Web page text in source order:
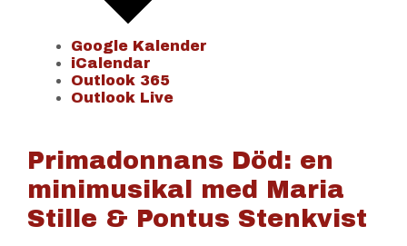
Google Kalender
iCalendar
Outlook 365
Outlook Live
Primadonnans Död: en
minimusikal med Maria
Stille & Pontus Stenkvist